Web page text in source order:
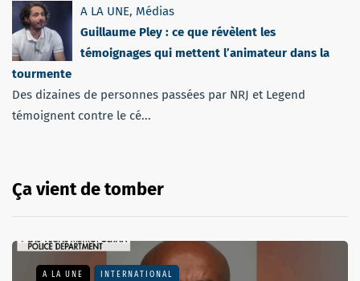
A LA UNE, Médias
Guillaume Pley : ce que révèlent les
témoignages qui mettent l’animateur dans la
tourmente
Des dizaines de personnes passées par NRJ et Legend
témoignent contre le cé...
Ça vient de tomber
A LA UNE INTERNATIONAL